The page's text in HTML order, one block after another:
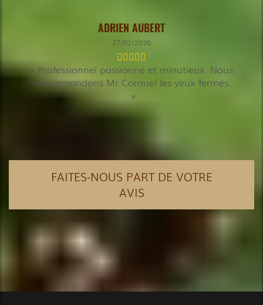
ADRIEN AUBERT
27/01/2026
Professionnel passionné et minutieux. Nous
recommandons Mr Cornuel les yeux fermés.
FAITES-NOUS PART DE VOTRE
AVIS